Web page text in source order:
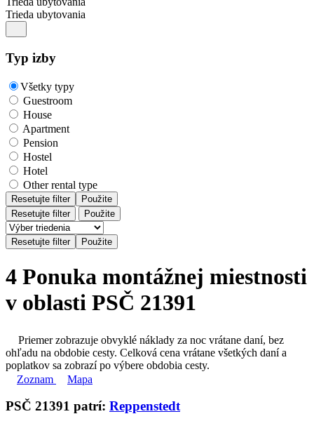
Trieda ubytovania
Typ izby
Všetky typy
Guestroom
House
Apartment
Pension
Hostel
Hotel
Other rental type
Resetujte filter
Použite
Resetujte filter
Použite
4 Ponuka montážnej miestnosti
v oblasti PSČ 21391
Priemer zobrazuje obvyklé náklady za noc vrátane daní, bez
ohľadu na obdobie cesty. Celková cena vrátane všetkých daní a
poplatkov sa zobrazí po výbere obdobia cesty.
Zoznam
Mapa
PSČ 21391 patrí: Reppenstedt